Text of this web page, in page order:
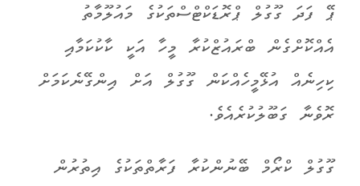
ޕޭ ފަދަ ގޫގުލް ޕްރޮޑަކްޓްސްތަކުގެ މައުލޫމާތު
އެއްކޮށްގެން ބްރައުޒްކުރާ މީހާ އަކީ ކާކުކަމާއި
ކިހިނެއް އުޅޭމީހެއްކަން ގޫގުލް އަށް އިންގޭނެކަމަށް
ރޮވެނާ ގަބޫލުކުރެއެވެ.
ގޫގުލް ކްރޯމް ބޭނުންކުރާ ފަރާތްތަކުގެ އިތުރުން